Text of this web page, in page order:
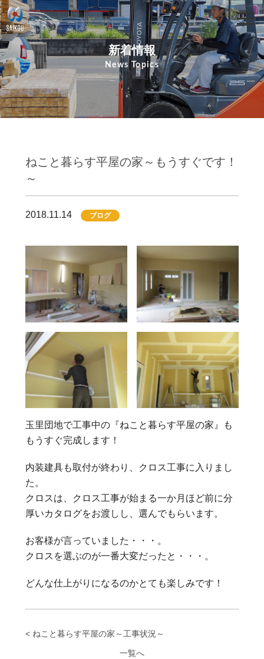
新着情報
News Topics
ねこと暮らす平屋の家～もうすぐです！
～
2018.11.14 ブログ
玉里団地で工事中の『ねこと暮らす平屋の家』も
もうすぐ完成します！
内装建具も取付が終わり、クロス工事に入りまし
た。
クロスは、クロス工事が始まる一か月ほど前に分
厚いカタログをお渡しし、選んでもらいます。
お客様が言っていました・・・。
クロスを選ぶのが一番大変だったと・・・。
どんな仕上がりになるのかとても楽しみです！
< ねこと暮らす平屋の家～工事状況～
一覧へ